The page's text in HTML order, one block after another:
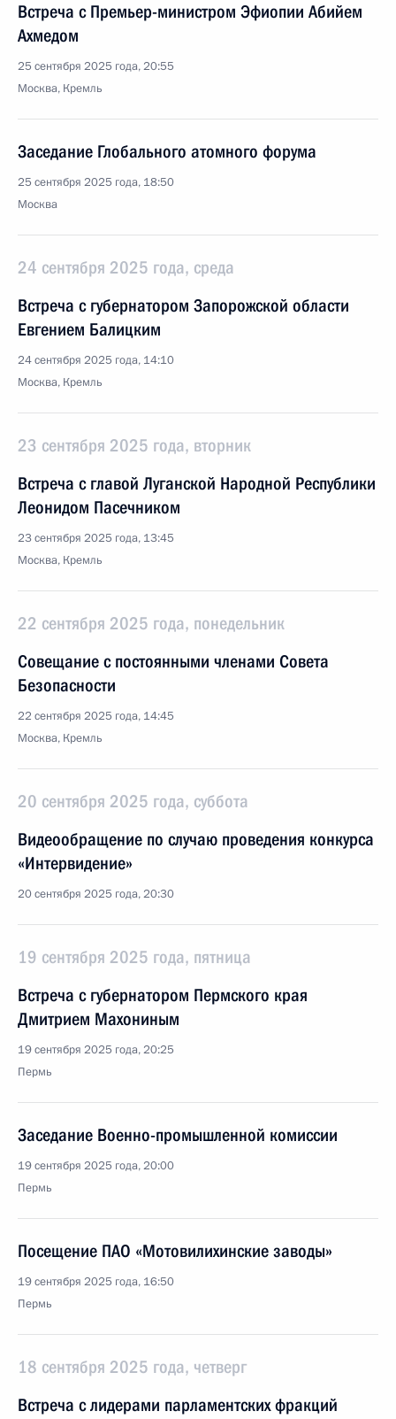
Встреча с Премьер-министром Эфиопии Абийем
Ахмедом
25 сентября 2025 года, 20:55
Москва, Кремль
Заседание Глобального атомного форума
25 сентября 2025 года, 18:50
Москва
24 сентября 2025 года, среда
Встреча с губернатором Запорожской области
Евгением Балицким
24 сентября 2025 года, 14:10
Москва, Кремль
23 сентября 2025 года, вторник
Встреча с главой Луганской Народной Республики
Леонидом Пасечником
23 сентября 2025 года, 13:45
Москва, Кремль
22 сентября 2025 года, понедельник
Совещание с постоянными членами Совета
Безопасности
22 сентября 2025 года, 14:45
Москва, Кремль
20 сентября 2025 года, суббота
Видеообращение по случаю проведения конкурса
«Интервидение»
20 сентября 2025 года, 20:30
19 сентября 2025 года, пятница
Встреча с губернатором Пермского края
Дмитрием Махониным
19 сентября 2025 года, 20:25
Пермь
Заседание Военно-промышленной комиссии
19 сентября 2025 года, 20:00
Пермь
Посещение ПАО «Мотовилихинские заводы»
19 сентября 2025 года, 16:50
Пермь
18 сентября 2025 года, четверг
Встреча с лидерами парламентских фракций